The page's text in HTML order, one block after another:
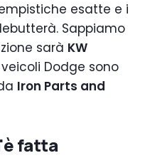
esatte e i
Sappiamo
sarà KW
Dodge sono
Iron Parts and
fatta